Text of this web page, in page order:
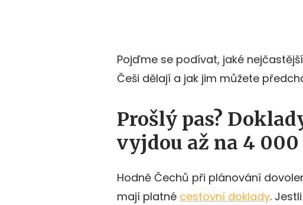
Pojďme se podívat, jaké
Češi dělají a jak jim můžete
Prošlý pas?
vyjdou až na 4 000
Hodně Čechů při plánování
mají platné cestovní doklady.